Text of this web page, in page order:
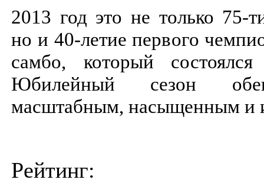
2013 год это не только 75-
но и 40-летие первого
самбо, который
Юбилейный сезон
масштабным, насыщенным и
Рейтинг: